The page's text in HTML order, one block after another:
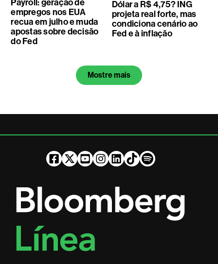
Payroll: geração de
empregos nos EUA
recua em julho e muda
apostas sobre decisão
do Fed
Dólar a R$ 4,75? ING
projeta real forte, mas
condiciona cenário ao
Fed e à inflação
Mostre mais